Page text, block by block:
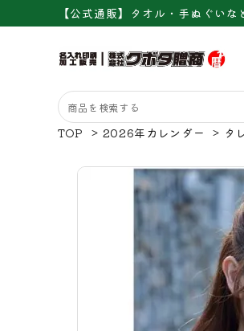
【公式通販】タオル・手ぬぐい
TOP > 2026年カレンダー > タ